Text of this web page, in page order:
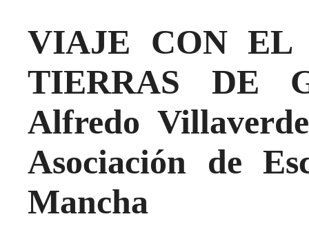
VIAJE CON
TIERRAS DE
Alfredo
Asociación de
Mancha